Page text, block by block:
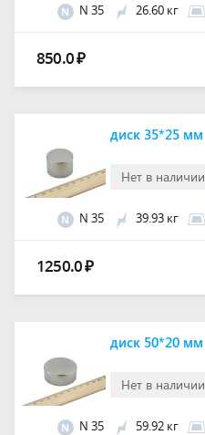
N N 35 26.60 кг
850.0₽
Нет в наличии
диск 35*25 мм
N N 35 39.93 кг
1250.0₽
Нет в наличии
диск 50*20 мм
N N 35 59.92 кг